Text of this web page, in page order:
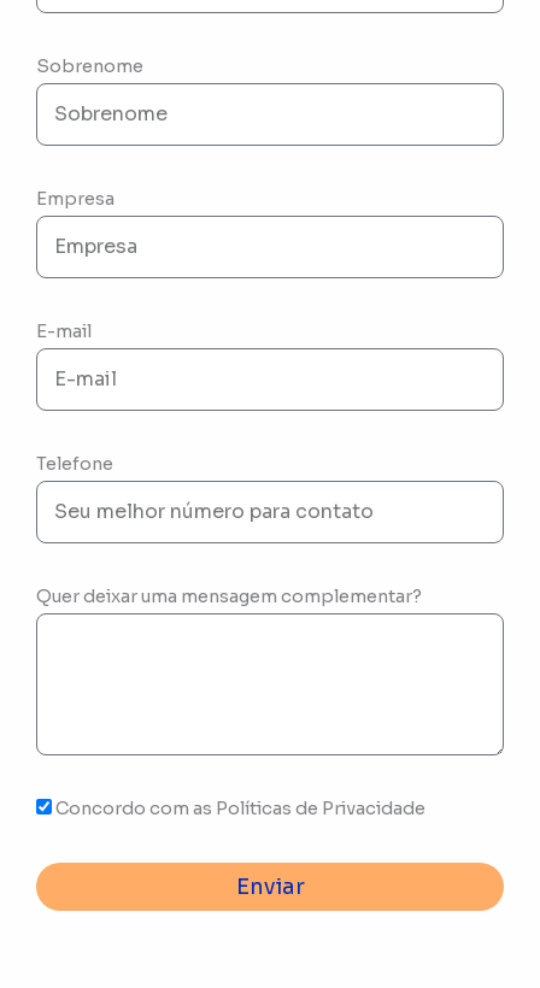
Sobrenome
Empresa
E-mail
Telefone
Quer deixar uma mensagem complementar?
Concordo com as Políticas de Privacidade
Enviar